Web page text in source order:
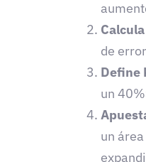
de
Define
un
un